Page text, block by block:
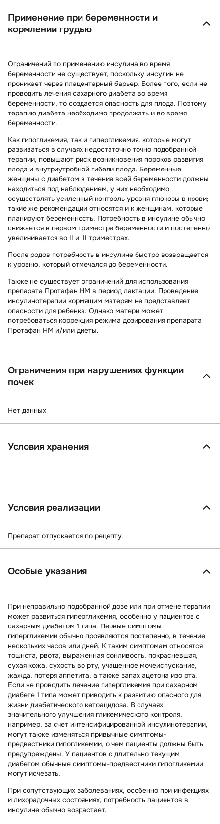
Применение при беременности и
кормлении грудью
Ограничений по применению инсулина во время
беременности не существует, поскольку инсулин не
проникает через плацентарный барьер. Более того, если не
проводить лечения сахарного диабета во время
беременности, то создается опасность для плода. Поэтому
терапию диабета необходимо продолжать и во время
беременности.
Как гипогликемия, так и гипергликемия, которые могут
развиваться в случаях недостаточно точно подобранной
терапии, повышают риск возникновения пороков развития
плода и внутриутробной гибели плода. Беременные
женщины с диабетом в течение всей беременности должны
находиться под наблюдением, у них необходимо
осуществлять усиленный контроль уровня глюкозы в крови;
такие же рекомендации относятся и к женщинам, которые
планируют беременность. Потребность в инсулине обычно
снижается в первом триместре беременности и постепенно
увеличивается во II и III триместрах.
После родов потребность в инсулине быстро возвращается
к уровню, который отмечался до беременности.
Также не существует ограничений для использования
препарата Протафан НМ в период лактации. Проведение
инсулинотерапии кормящим матерям не представляет
опасности для ребенка. Однако матери может
потребоваться коррекция режима дозирования препарата
Протафан НМ и/или диеты.
Ограничения при нарушениях функции
почек
Нет данных
Условия хранения
Условия реализации
Препарат отпускается по рецепту.
Особые указания
При неправильно подобранной дозе или при отмене терапии
может развиться гипергликемия, особенно у пациентов с
сахарным диабетом 1 типа. Первые симптомы
гипергликемии обычно проявляются постепенно, в течение
нескольких часов или дней. К таким симптомам относятся
тошнота, рвота, выраженная сонливость, покрасневшая,
сухая кожа, сухость во рту, учащенное мочеиспускание,
жажда, потеря аппетита, а также запах ацетона изо рта.
Если не проводить лечение гипергликемия при сахарном
диабете 1 типа может приводить к развитию опасного для
жизни диабетического кетоацидоза. В случаях
значительного улучшения гликемического контроля,
например, за счет интенсифицированной инсулинотерапии,
могут также изменяться привычные симптомы-
предвестники гипогликемии, о чем пациенты должны быть
предупреждены. У пациентов с длительно текущим
диабетом обычные симптомы-предвестники гипогликемии
могут исчезать,
При сопутствующих заболеваниях, особенно при инфекциях
и лихорадочных состояниях, потребность пациентов в
инсулине обычно возрастает.